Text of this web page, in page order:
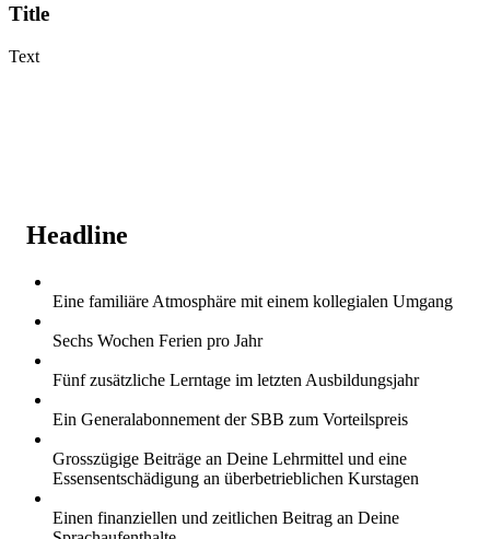
Title
Text
Headline
Eine familiäre Atmosphäre mit einem kollegialen Umgang
Sechs Wochen Ferien pro Jahr
Fünf zusätzliche Lerntage im letzten Ausbildungsjahr
Ein Generalabonnement der SBB zum Vorteilspreis
Grosszügige Beiträge an Deine Lehrmittel und eine
Essensentschädigung an überbetrieblichen Kurstagen
Einen finanziellen und zeitlichen Beitrag an Deine